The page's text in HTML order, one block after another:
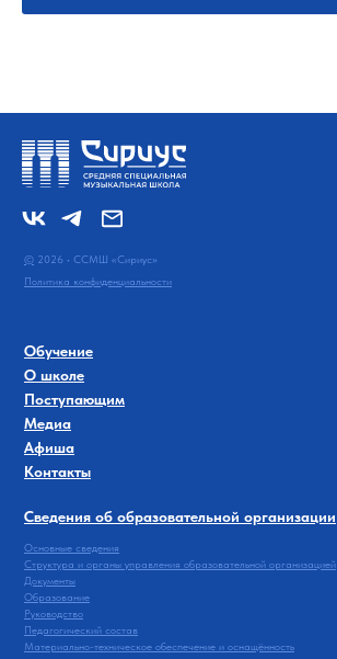
Поступающим
О школе
Обучение
Медиа
Афиша
Контакты
Сведения об образовательной организации
Основные сведения
Структура и органы управления образовательной организацией
Документы
Образование
Руководство
Педагогический состав
Материально-техническое обеспечение и оснащённость
© 2026 • ССМШ «Сириус»
Политика конфиденциальности